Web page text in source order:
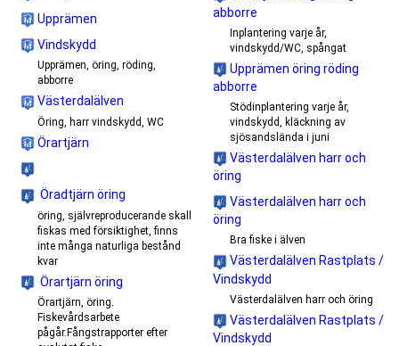
Upprämen
Vindskydd
Upprämen, öring, röding,
abborre
Västerdalälven
Öring, harr vindskydd, WC
Örartjärn
Öradtjärn öring
öring, självreproducerande skall
fiskas med försiktighet, finns
inte många naturliga bestånd
kvar
Örartjärn öring
Örartjärn, öring.
Fiskevårdsarbete
pågår.Fångstrapporter efter
abborre
Inplantering varje år,
vindskydd/WC, spångat
Upprämen öring röding
abborre
Stödinplantering varje år,
vindskydd, kläckning av
sjösandslända i juni
Västerdalälven harr och
öring
Västerdalälven harr och
öring
Bra fiske i älven
Västerdalälven Rastplats /
Vindskydd
Västerdalälven harr och öring
Västerdalälven Rastplats /
Vindskydd